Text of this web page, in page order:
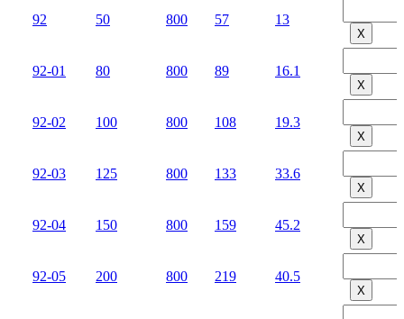
92 50 800 57 13
Х
92-01 80 800 89 16.1
Х
92-02 100 800 108 19.3
Х
92-03 125 800 133 33.6
Х
92-04 150 800 159 45.2
Х
92-05 200 800 219 40.5
Х